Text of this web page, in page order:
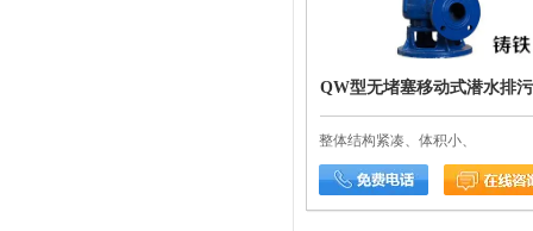
QW型无堵塞移动式潜水排污
整体结构紧凑、体积小、